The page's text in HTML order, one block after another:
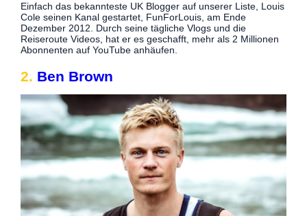
Einfach das bekannteste UK Blogger auf unserer Liste, Louis
Cole seinen Kanal gestartet, FunForLouis, am Ende
Dezember 2012. Durch seine tägliche Vlogs und die
Reiseroute Videos, hat er es geschafft, mehr als 2 Millionen
Abonnenten auf YouTube anhäufen.
2. Ben Brown